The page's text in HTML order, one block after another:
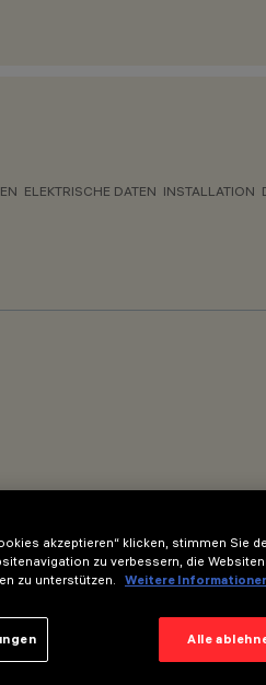
ELEKTRISCHE DATEN INSTALLATION
- Space-Optik – Neutral
akzeptieren“ klicken, stimmen Sie
zu verbessern, die
zu unterstützen.
Weitere
Alle